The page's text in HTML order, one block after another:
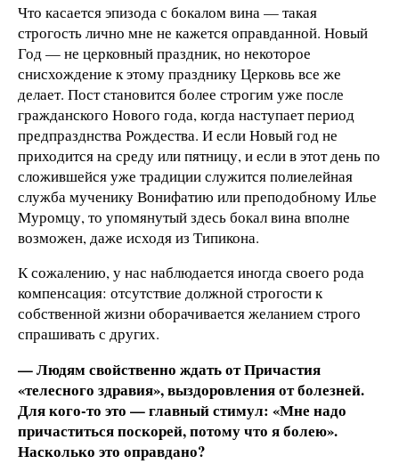
Что касается эпизода с бокалом вина — такая
строгость лично мне не кажется оправданной. Новый
Год — не церковный праздник, но некоторое
снисхождение к этому празднику Церковь все же
делает. Пост становится более строгим уже после
гражданского Нового года, когда наступает период
предпразднства Рождества. И если Новый год не
приходится на среду или пятницу, и если в этот день по
сложившейся уже традиции служится полиелейная
служба мученику Вонифатию или преподобному Илье
Муромцу, то упомянутый здесь бокал вина вполне
возможен, даже исходя из Типикона.
К сожалению, у нас наблюдается иногда своего рода
компенсация: отсутствие должной строгости к
собственной жизни оборачивается желанием строго
спрашивать с других.
— Людям свойственно ждать от Причастия
«телесного здравия», выздоровления от болезней.
Для кого-то это — главный стимул: «Мне надо
причаститься поскорей, потому что я болею».
Насколько это оправдано?